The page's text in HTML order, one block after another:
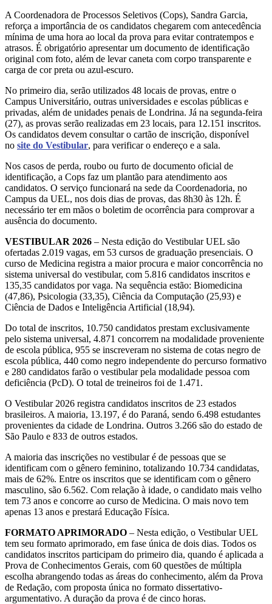
A Coordenadora de Processos Seletivos (Cops), Sandra Garcia,
reforça a importância de os candidatos chegarem com antecedência
mínima de uma hora ao local da prova para evitar contratempos e
atrasos. É obrigatório apresentar um documento de identificação
original com foto, além de levar caneta com corpo transparente e
carga de cor preta ou azul-escuro.
No primeiro dia, serão utilizados 48 locais de provas, entre o
Campus Universitário, outras universidades e escolas públicas e
privadas, além de unidades penais de Londrina. Já na segunda-feira
(27), as provas serão realizadas em 23 locais, para 12.151 inscritos.
Os candidatos devem consultar o cartão de inscrição, disponível
no site do Vestibular, para verificar o endereço e a sala.
Nos casos de perda, roubo ou furto de documento oficial de
identificação, a Cops faz um plantão para atendimento aos
candidatos. O serviço funcionará na sede da Coordenadoria, no
Campus da UEL, nos dois dias de provas, das 8h30 às 12h. É
necessário ter em mãos o boletim de ocorrência para comprovar a
ausência do documento.
VESTIBULAR 2026 – Nesta edição do Vestibular UEL são
ofertadas 2.019 vagas, em 53 cursos de graduação presenciais. O
curso de Medicina registra a maior procura e maior concorrência no
sistema universal do vestibular, com 5.816 candidatos inscritos e
135,35 candidatos por vaga. Na sequência estão: Biomedicina
(47,86), Psicologia (33,35), Ciência da Computação (25,93) e
Ciência de Dados e Inteligência Artificial (18,94).
Do total de inscritos, 10.750 candidatos prestam exclusivamente
pelo sistema universal, 4.871 concorrem na modalidade proveniente
de escola pública, 955 se inscreveram no sistema de cotas negro de
escola pública, 440 como negro independente do percurso formativo
e 280 candidatos farão o vestibular pela modalidade pessoa com
deficiência (PcD). O total de treineiros foi de 1.471.
O Vestibular 2026 registra candidatos inscritos de 23 estados
brasileiros. A maioria, 13.197, é do Paraná, sendo 6.498 estudantes
provenientes da cidade de Londrina. Outros 3.266 são do estado de
São Paulo e 833 de outros estados.
A maioria das inscrições no vestibular é de pessoas que se
identificam com o gênero feminino, totalizando 10.734 candidatas,
mais de 62%. Entre os inscritos que se identificam com o gênero
masculino, são 6.562. Com relação à idade, o candidato mais velho
tem 73 anos e concorre ao curso de Medicina. O mais novo tem
apenas 13 anos e prestará Educação Física.
FORMATO APRIMORADO – Nesta edição, o Vestibular UEL
tem seu formato aprimorado, em fase única de dois dias. Todos os
candidatos inscritos participam do primeiro dia, quando é aplicada a
Prova de Conhecimentos Gerais, com 60 questões de múltipla
escolha abrangendo todas as áreas do conhecimento, além da Prova
de Redação, com proposta única no formato dissertativo-
argumentativo. A duração da prova é de cinco horas.